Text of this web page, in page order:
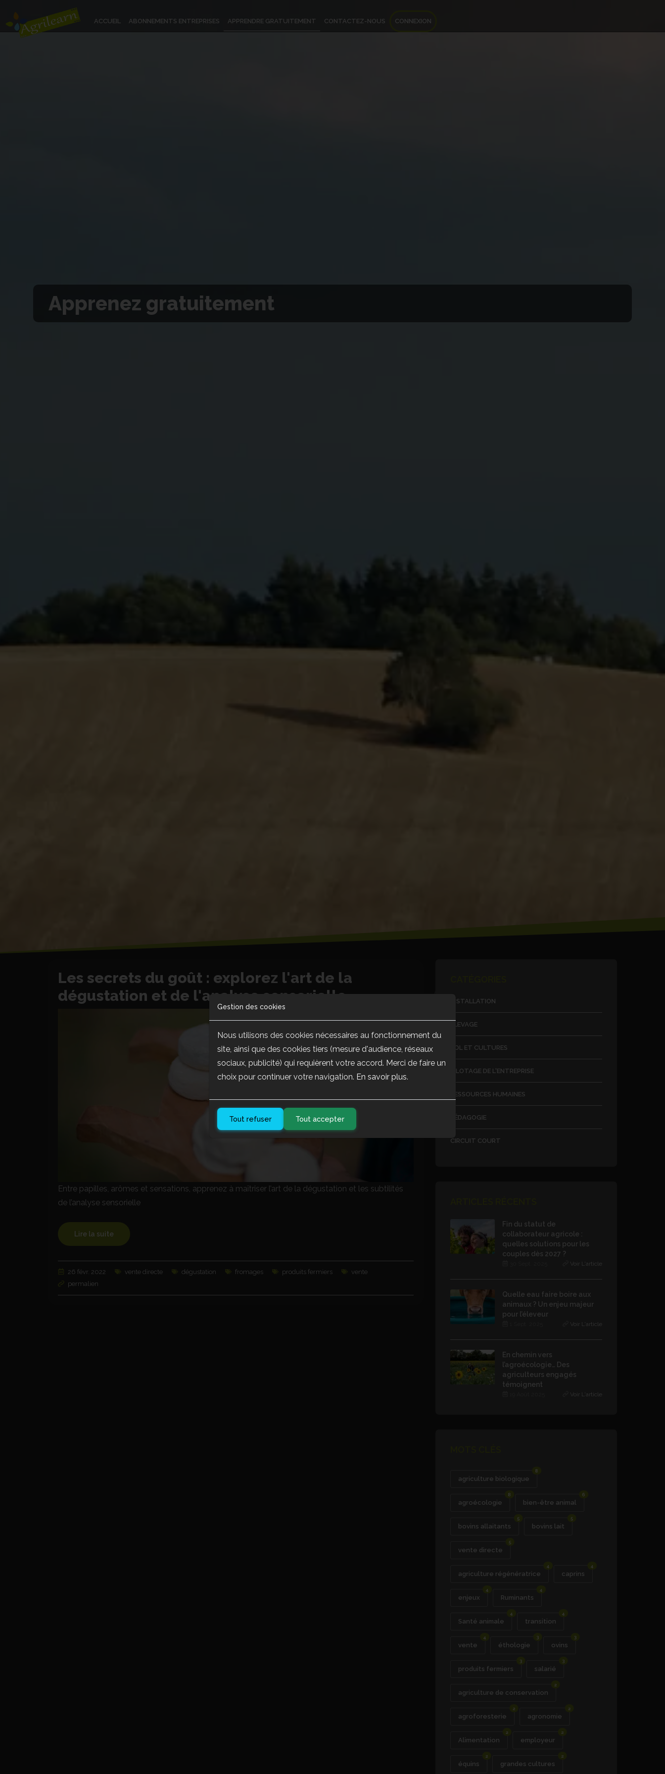
ACCUEIL ABONNEMENTS ENTREPRISES APPRENDRE GRATUITEMENT CONTACTEZ-NOUS CONNEXION
Apprenez gratuitement
Les secrets du goût : explorez l'art de la
dégustation et de l'analyse sensorielle
Entre papilles, arômes et sensations, apprenez à maîtriser l’art de la dégustation et les subtilités
de l’analyse sensorielle
Lire la suite
26 févr. 2022 vente directe dégustation fromages produits fermiers
vente
permalien
INSTALLATION
ÉLEVAGE
SOL ET CULTURES
PILOTAGE DE L'ENTREPRISE
RESSOURCES HUMAINES
PÉDAGOGIE
CIRCUIT COURT
Fin du statut de
collaborateur agricole :
quelles solutions pour les
couples dès 2027 ?
Voir L'article
Quelle eau faire boire aux
animaux ? Un enjeu majeur
pour l’éleveur
Voir L'article
En chemin vers
l’agroécologie… Des
agriculteurs engagés
témoignent
Voir L'article
agriculture biologique
8
agroécologie
8
bien-être animal
6
bovins allaitants
5
bovins lait
5
vente directe
5
agriculture régénératrice
4
caprins
4
enjeux
4
Ruminants
4
Santé animale
4
transition
4
vente
4
éthologie
3
ovins
3
produits fermiers
3
salarié
3
agriculture de conservation
2
agroforesterie
2
agronomie
2
Alimentation
2
employeur
2
équins
2
grandes cultures
2
Gestion des cookies
Nous utilisons des cookies nécessaires au fonctionnement du
site, ainsi que des cookies tiers (mesure d'audience, réseaux
sociaux, publicité) qui requièrent votre accord. Merci de faire un
choix pour continuer votre navigation. En savoir plus.
Tout refuser Tout accepter